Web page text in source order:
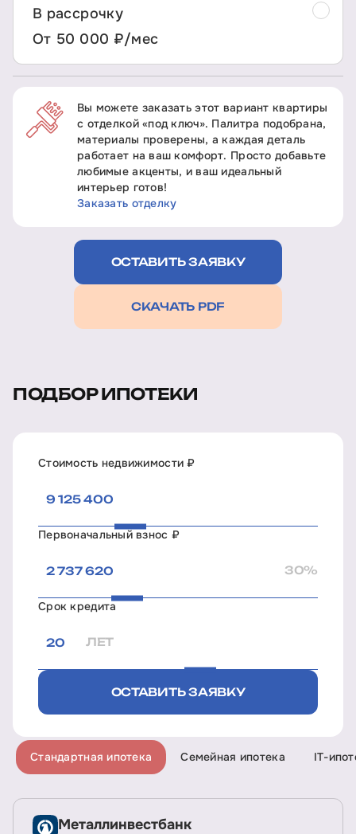
В рассрочку
От 50 000 ₽/мес
Вы можете заказать этот вариант квартиры
с отделкой «под ключ». Палитра подобрана,
материалы проверены, а каждая деталь
работает на ваш комфорт. Просто добавьте
любимые акценты, и ваш идеальный
интерьер готов!
Заказать отделку
ОСТАВИТЬ ЗАЯВКУ
СКАЧАТЬ PDF
ПОДБОР ИПОТЕКИ
Стоимость недвижимости ₽
Первоначальный взнос ₽
30%
Срок кредита
ЛЕТ
ОСТАВИТЬ ЗАЯВКУ
Стандартная ипотека Семейная ипотека IT-
Металлинвестбанк